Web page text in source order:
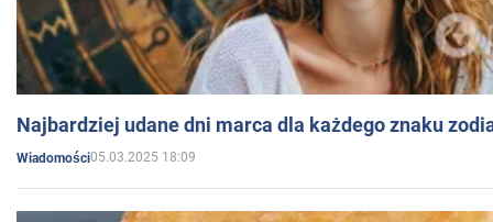
Najbardziej udane dni marca dla każdego znaku
Wiadomości05.03.2025 18:09